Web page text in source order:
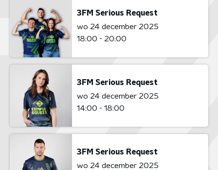
3FM Serious Request
wo 24 december 2025
18:00 - 20:00
3FM Serious Request
wo 24 december 2025
14:00 - 18:00
3FM Serious Request
wo 24 december 2025